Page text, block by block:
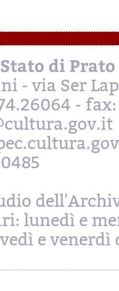
di Prato
- via Ser
- fax:
lunedì e
e venerdì